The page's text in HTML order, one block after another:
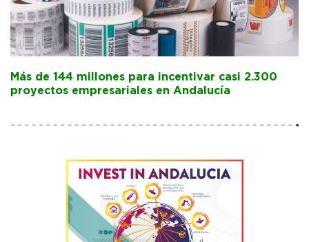
Más de 144 millones para incentivar casi 2.300
proyectos empresariales en Andalucía